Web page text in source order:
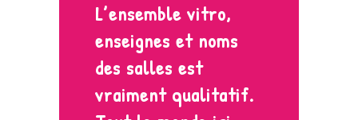
L’ensemble vitro,
enseignes et noms
des salles est
vraiment qualitatif.